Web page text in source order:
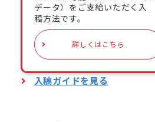
データ）をご支給いただく入
稿方法です。
詳しくはこちら
入稿ガイドを見る